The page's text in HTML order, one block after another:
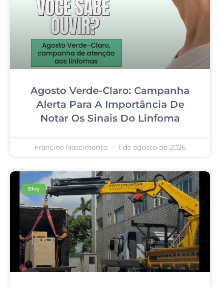
Agosto Verde-Claro: Campanha
Alerta Para A Importância De
Notar Os Sinais Do Linfoma
Francine Nascimento 1 de agosto de 2026
Blog